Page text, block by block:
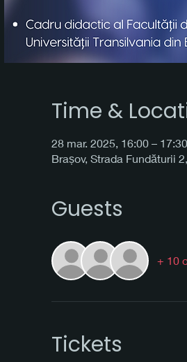
Time &
28 mar. 2025, 16:00 – 17:30
Brașov, Strada Fundăturii
Guests
+ 10
Tickets